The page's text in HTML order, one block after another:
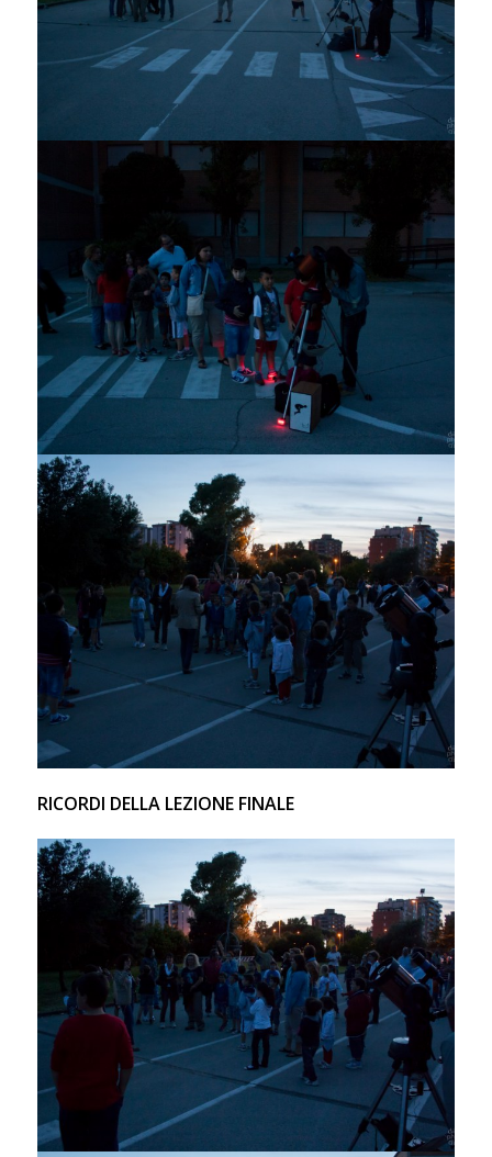
RICORDI DELLA LEZIONE FINALE